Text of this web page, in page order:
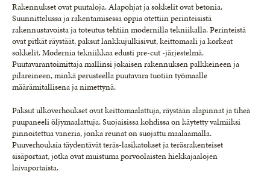
Rakennukset ovat puutaloja. Alapohjat ja sokkelit ovat betonia.
Suunnittelussa ja rakentamisessa oppia otettiin perinteisistä
rakennustavoista ja toteutus tehtiin modernilla tekniikalla. Perinteistä
ovat pitkät räystäät, paksut lankkujulkisivut, keittomaali ja korkeat
sokkelit. Modernia tekniikkaa edusti pre-cut -järjestelmä.
Puutavarantoimittaja mallinsi jokaisen rakennuksen palkkeineen ja
pilareineen, minkä perusteella puutavara tuotiin työmaalle
määrämitallisena ja nimettynä.
Paksut ulkoverhoukset ovat keittomaalattuja, räystään alapinnat ja tiheä
puupaneeli öljymaalattuja. Suojaisissa kohdissa on käytetty valmiiksi
pinnoitettua vaneria, jonka reunat on suojattu maalaamalla.
Puuverhouksia täydentävät teräs-lasikatokset ja teräsrakenteiset
sisäportaat, jotka ovat muistuma porvoolaisten hiekkajaalojen
laivaportaista.